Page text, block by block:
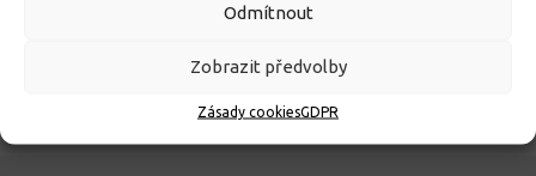
Odmítnout
Zobrazit předvolby
Zásady cookiesGDPR
Pedagogicko-psychologická poradna Ústí nad Orlicí